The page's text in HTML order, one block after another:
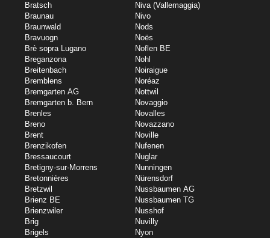
Bratsch
Braunau
Braunwald
Bravuogn
Brè sopra Lugano
Breganzona
Breitenbach
Bremblens
Bremgarten AG
Bremgarten b. Bern
Brenles
Breno
Brent
Brenzikofen
Bressaucourt
Bretigny-sur-Morrens
Bretonnières
Bretzwil
Brienz BE
Brienzwiler
Brig
Brigels
Niva (Vallemaggia)
Nivo
Nods
Noës
Noflen BE
Nohl
Noiraigue
Noréaz
Nottwil
Novaggio
Novalles
Novazzano
Noville
Nufenen
Nuglar
Nunningen
Nürensdorf
Nussbaumen AG
Nussbaumen TG
Nusshof
Nuvilly
Nyon